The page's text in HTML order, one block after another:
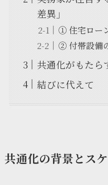
差異」
① 住宅ロー
② 付帯設備
共通化がもたら
結びに代えて
共通化の背景とス